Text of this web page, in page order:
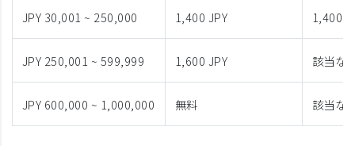
JPY 30,001 ~ 250,000 1,400 JPY 1,400
JPY 250,001 ~ 599,999 1,600 JPY 該当な
JPY 600,000 ~ 1,000,000 無料 該当な